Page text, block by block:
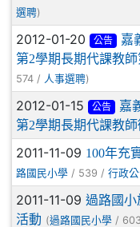
選聘)
2012-01-20 公告
嘉
第2學期長期代課教
574 / 人事選聘)
2012-01-15 公告
嘉
第2學期長期代課教
2011-11-09 100年充
路國民小學 / 539 / 行政
2011-11-09 過路國小
活動 (過路國民小學 /